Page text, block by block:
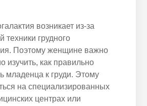
возникает из-за
техники грудного
Поэтому женщине важно
изучить, как правильно
младенца к груди. Этому
на специализированных
центрах или